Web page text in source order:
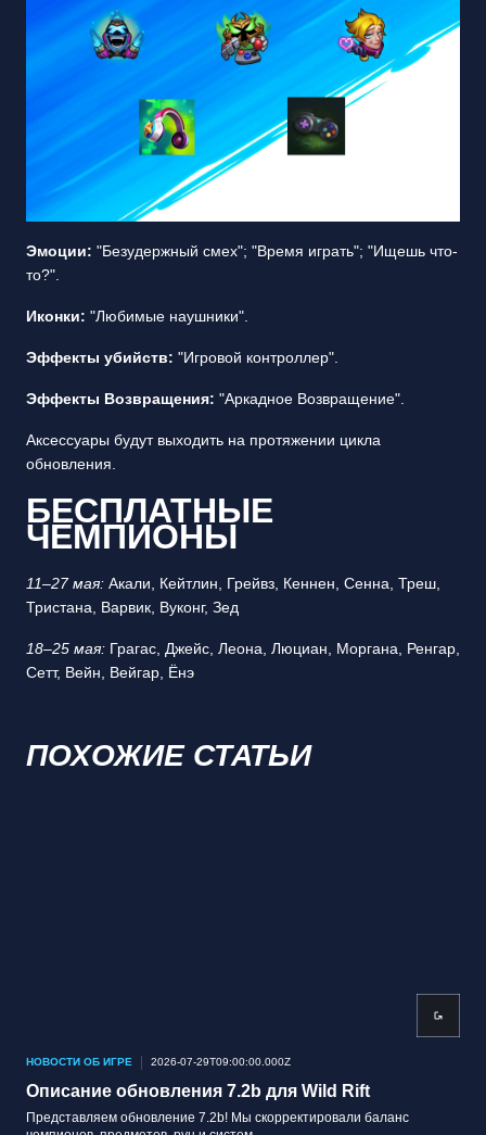
Эмоции: "Безудержный смех"; "Время играть"; "Ищешь что-
то?".
Иконки: "Любимые наушники".
Эффекты убийств: "Игровой контроллер".
Эффекты Возвращения: "Аркадное Возвращение".
Аксессуары будут выходить на протяжении цикла
обновления.
БЕСПЛАТНЫЕ
ЧЕМПИОНЫ
11–27 мая: Акали, Кейтлин, Грейвз, Кеннен, Сенна, Треш,
Тристана, Варвик, Вуконг, Зед
18–25 мая: Грагас, Джейс, Леона, Люциан, Моргана, Ренгар,
Сетт, Вейн, Вейгар, Ёнэ
ПОХОЖИЕ СТАТЬИ
НОВОСТИ ОБ ИГРЕ 2026-07-29T09:00:00.000Z
Описание обновления 7.2b для Wild Rift
Представляем обновление 7.2b! Мы скорректировали баланс